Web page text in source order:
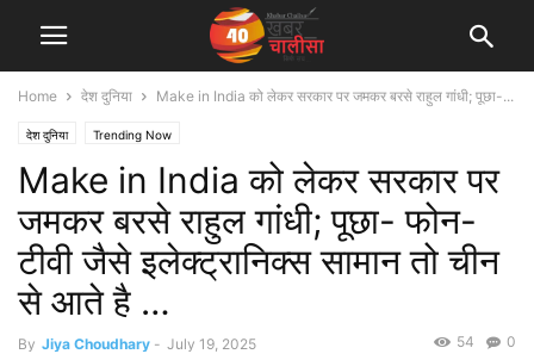
Home देश दुनिया Make in India को लेकर सरकार पर जमकर बरसे राहुल गांधी; पूछा-...
देश दुनिया Trending Now
Make in India को लेकर सरकार पर
जमकर बरसे राहुल गांधी; पूछा- फोन-
टीवी जैसे इलेक्ट्रानिक्स सामान तो चीन
से आते है …
By Jiya Choudhary - July 19, 2025 0
54